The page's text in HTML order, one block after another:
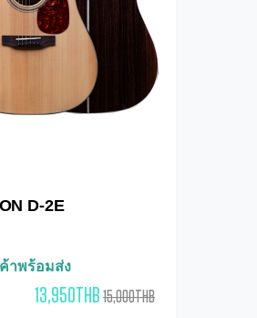
D-2E
าพร้อมส่ง
13,950THB15,000THB